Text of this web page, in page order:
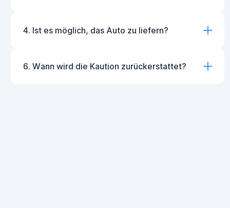
4. Ist es möglich, das Auto zu liefern?
6. Wann wird die Kaution zurückerstattet?